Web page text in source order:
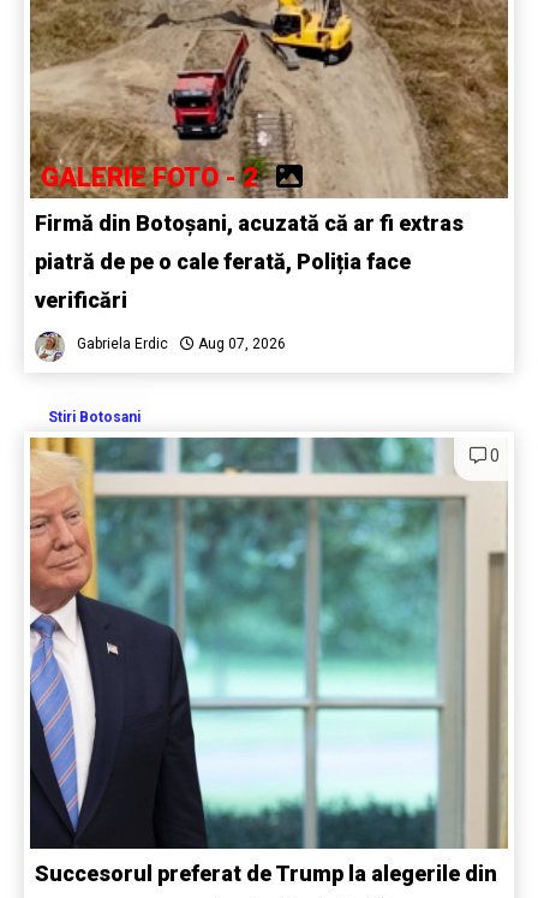
GALERIE FOTO - 2
Firmă din Botoșani, acuzată că ar fi extras
piatră de pe o cale ferată, Poliția face
verificări
Gabriela Erdic Aug 07, 2026
Stiri Botosani
0
Succesorul preferat de Trump la alegerile din